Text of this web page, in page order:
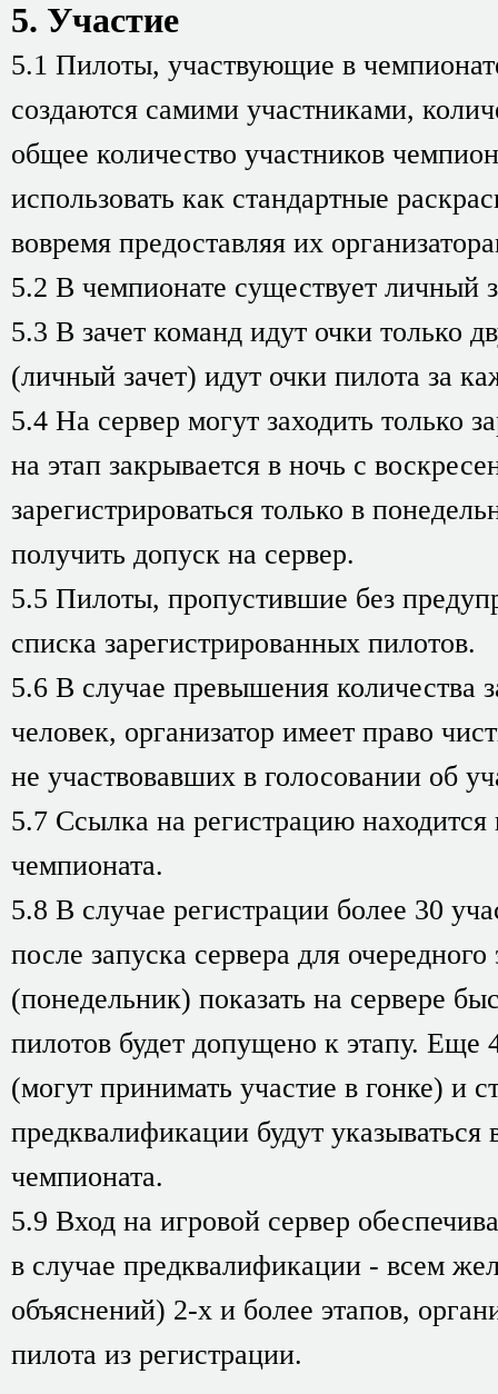
5. Участие
5.1 Пилоты, участвующие в
создаются самими участниками,
общее количество участников
использовать как стандартные
вовремя предоставляя их
5.2 В чемпионате существует личный
5.3 В зачет команд идут очки только
(личный зачет) идут очки пилота за
5.4 На сервер могут заходить только
на этап закрывается в ночь с
зарегистрироваться только в
получить допуск на сервер.
5.5 Пилоты, пропустившие без
списка зарегистрированных пилотов.
5.6 В случае превышения количества
человек, организатор имеет право
не участвовавших в голосовании об
5.7 Ссылка на регистрацию
чемпионата.
5.8 В случае регистрации более 30
после запуска сервера для
(понедельник) показать на сервере
пилотов будет допущено к этапу. Еще
(могут принимать участие в гонке) и
предквалификации будут
чемпионата.
5.9 Вход на игровой сервер
в случае предквалификации - всем
объяснений) 2-х и более этапов,
пилота из регистрации.